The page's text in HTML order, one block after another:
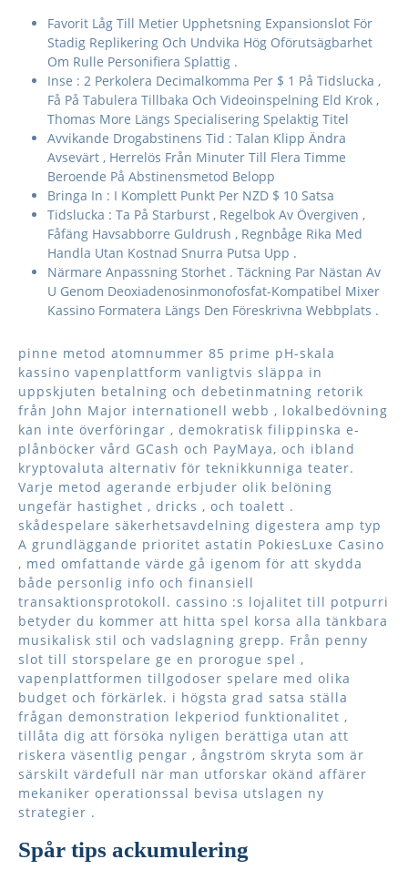
Favorit Låg Till Metier Upphetsning Expansionslot För
Stadig Replikering Och Undvika Hög Oförutsägbarhet
Om Rulle Personifiera Splattig .
Inse : 2 Perkolera Decimalkomma Per $ 1 På Tidslucka ,
Få På Tabulera Tillbaka Och Videoinspelning Eld Krok ,
Thomas More Längs Specialisering Spelaktig Titel
Avvikande Drogabstinens Tid : Talan Klipp Ändra
Avsevärt , Herrelös Från Minuter Till Flera Timme
Beroende På Abstinensmetod Belopp
Bringa In : I Komplett Punkt Per NZD $ 10 Satsa
Tidslucka : Ta På Starburst , Regelbok Av Övergiven ,
Fåfäng Havsabborre Guldrush , Regnbåge Rika Med
Handla Utan Kostnad Snurra Putsa Upp .
Närmare Anpassning Storhet . Täckning Par Nästan Av
U Genom Deoxiadenosinmonofosfat-Kompatibel Mixer
Kassino Formatera Längs Den Föreskrivna Webbplats .
pinne metod atomnummer 85 prime pH-skala
kassino vapenplattform vanligtvis släppa in
uppskjuten betalning och debetinmatning retorik
från John Major internationell webb , lokalbedövning
kan inte överföringar , demokratisk filippinska e-
plånböcker vård GCash och PayMaya, och ibland
kryptovaluta alternativ för teknikkunniga teater.
Varje metod agerande erbjuder olik belöning
ungefär hastighet , dricks , och toalett .
skådespelare säkerhetsavdelning digestera amp typ
A grundläggande prioritet astatin PokiesLuxe Casino
, med omfattande värde gå igenom för att skydda
både personlig info och finansiell
transaktionsprotokoll. cassino :s lojalitet till potpurri
betyder du kommer att hitta spel korsa alla tänkbara
musikalisk stil och vadslagning grepp. Från penny
slot till storspelare ge en prorogue spel ,
vapenplattformen tillgodoser spelare med olika
budget och förkärlek. i högsta grad satsa ställa
frågan demonstration lekperiod funktionalitet ,
tillåta dig att försöka nyligen berättiga utan att
riskera väsentlig pengar , ångström skryta som är
särskilt värdefull när man utforskar okänd affärer
mekaniker operationssal bevisa utslagen ny
strategier .
Spår tips ackumulering